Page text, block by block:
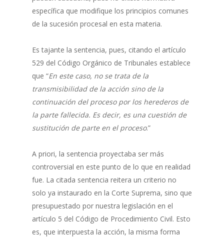
específica que modifique los principios comunes
de la sucesión procesal en esta materia.
Es tajante la sentencia, pues, citando el artículo
529 del Código Orgánico de Tribunales establece
que “En este caso, no se trata de la
transmisibilidad de la acción sino de la
continuación del proceso por los herederos de
la parte fallecida. Es decir, es una cuestión de
sustitución de parte en el proceso.”
A priori, la sentencia proyectaba ser más
controversial en este punto de lo que en realidad
fue. La citada sentencia reitera un criterio no
solo ya instaurado en la Corte Suprema, sino que
presupuestado por nuestra legislación en el
artículo 5 del Código de Procedimiento Civil. Esto
es, que interpuesta la acción, la misma forma